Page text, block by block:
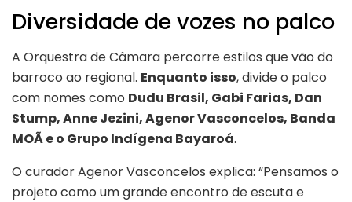
Diversidade de vozes no palco
A Orquestra de Câmara percorre estilos que vão do
barroco ao regional. Enquanto isso, divide o palco
com nomes como Dudu Brasil, Gabi Farias, Dan
Stump, Anne Jezini, Agenor Vasconcelos, Banda
MOÃ e o Grupo Indígena Bayaroá.
O curador Agenor Vasconcelos explica: “Pensamos o
projeto como um grande encontro de escuta e